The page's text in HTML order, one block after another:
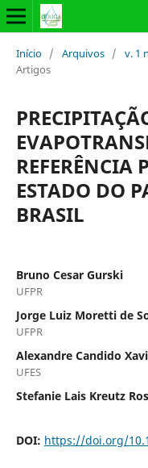
Início / Arquivos / v. 1
Artigos
REFERÊNCIA
ESTADO DO
BRASIL
Bruno Cesar Gurski
UFPR
Jorge Luiz Moretti de
UFPR
Alexandre Candido
UFES
Stefanie Lais Kreutz
DOI: https://doi.org/